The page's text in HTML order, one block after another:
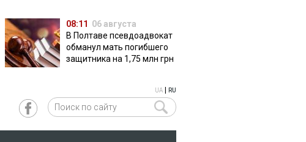
08:11 06 августа
В Полтаве псевдоадвокат
обманул мать погибшего
защитника на 1,75 млн грн
UA RU